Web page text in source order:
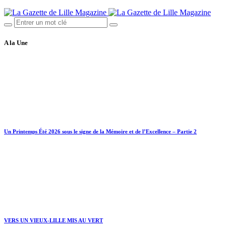
A la Une
Un Printemps Été 2026 sous le signe de la Mémoire et de l’Excellence – Partie 2
VERS UN VIEUX-LILLE MIS AU VERT